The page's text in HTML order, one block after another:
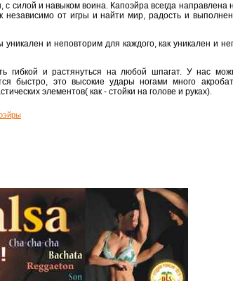
силой и навыком воина. Капоэйра всегда направлена
от игры и найти мир, радость и
и неповторим для каждого, как уникален и
гибкой и растянуться на любой шпагат. У нас
быстро, это высокие удары ногами много
элементов( как - стойки на голове и руках).